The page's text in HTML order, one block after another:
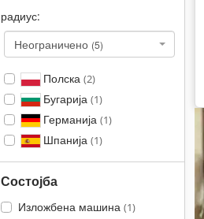
радиус:
Неограничено (5)
Полска (2)
Бугарија (1)
Германија (1)
Шпанија (1)
Состојба
Изложбена машина (1)